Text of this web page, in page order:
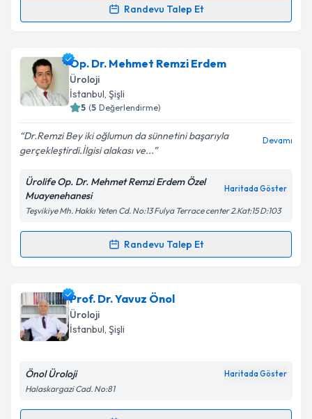
Takvim Talebini Gönder
Randevu Talep Et
Randevu Takvimi Talebi
Op. Dr. İlhami Güllüoğluiçin randevu takvimi talebi
oluşturun. Size bu uzmandan randevu almanız için bir
takvim hazırlandığında e-posta ile bilgilendireceğiz.
Kişisel verilerimin işlenmesine ilişkin
Aydınlatma
Metni'ni okudum ve kişisel verilerimin belirtilen
kapsamda işlenmesini kabul ediyorum.
Takvim Talebini Gönder
Op. Dr. Mehmet Remzi Erdem
Üroloji
İstanbul, Şişli
5 (5 Değerlendirme)
Dr.Remzi Bey iki oğlumun da sünnetini başarıyla
gerçekleştirdi.İlgisi alakası ve...
Devamı
Ürolife Op. Dr. Mehmet Remzi Erdem Özel
Muayenehanesi
Haritada Göster
Teşvikiye Mh. Hakkı Yeten Cd. No:13 Fulya Terrace center 2.Kat:15 D:103
Randevu Talep Et
Randevu Takvimi Talebi
Op. Dr. Mehmet Remzi Erdem
talebi oluşturun. Size bu uzmandan randevu almanız
için bir takvim hazırlandığında e-posta ile
bilgilendireceğiz.
E-posta Adresiniz
Prof. Dr. Yavuz Önol
Üroloji
İstanbul, Şişli
Önol Üroloji Haritada Göster
Halaskargazi Cad. No:81